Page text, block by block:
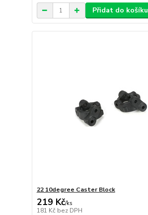
Přidat do košíku
22 10degree Caster Block
219 Kč/ks
181 Kč bez DPH